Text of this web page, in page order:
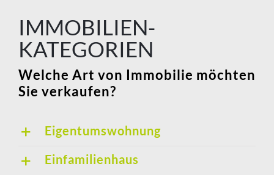
IMMOBILIEN-
KATEGORIEN
Welche Art von Immobilie möchten
Sie verkaufen?
Eigentumswohnung
Einfamilienhaus